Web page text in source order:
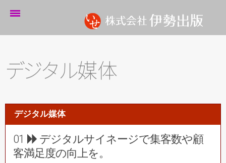
伊勢出版だより
制作実績
企業情報
採用情報
デジタ ル媒体
デジタル媒体
01
デジタルサイネージで集客数や顧
客満足度の向上を。